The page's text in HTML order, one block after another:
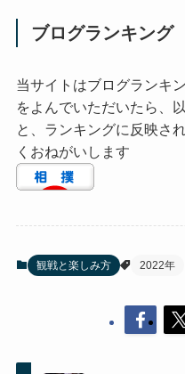
ブログランキング
当サイトはブログランキ
をよんでいただいたら、
と、ランキングに反映さ
くおねがいします
観戦と楽しみ方 2022年